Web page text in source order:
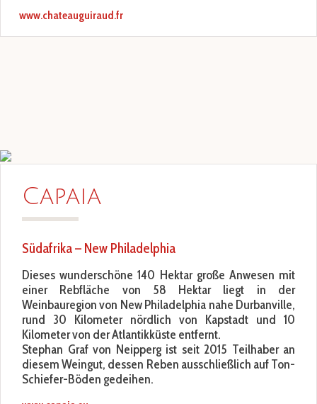
www.chateauguiraud.fr
Capaia
Südafrika – New Philadelphia
Dieses wunderschöne 140 Hektar große Anwesen mit
einer Rebfläche von 58 Hektar liegt in der
Weinbauregion von New Philadelphia nahe Durbanville,
rund 30 Kilometer nördlich von Kapstadt und 10
Kilometer von der Atlantikküste entfernt.
Stephan Graf von Neipperg ist seit 2015 Teilhaber an
diesem Weingut, dessen Reben ausschließlich auf Ton-
Schiefer-Böden gedeihen.